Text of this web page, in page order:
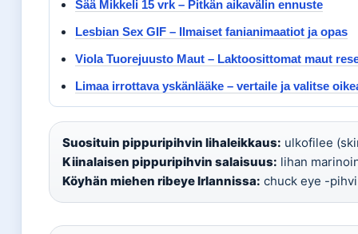
Sää Mikkeli 15 vrk – Pitkän aikavälin ennuste
Lesbian Sex GIF – Ilmaiset fanianimaatiot ja opas
Viola Tuorejuusto Maut – Laktoosittomat maut
Limaa irrottava yskänlääke – vertaile ja valitse
Suosituin pippuripihvin lihaleikkaus: ulkofilee
Kiinalaisen pippuripihvin salaisuus: lihan
Köyhän miehen ribeye Irlannissa: chuck eye -pihvi